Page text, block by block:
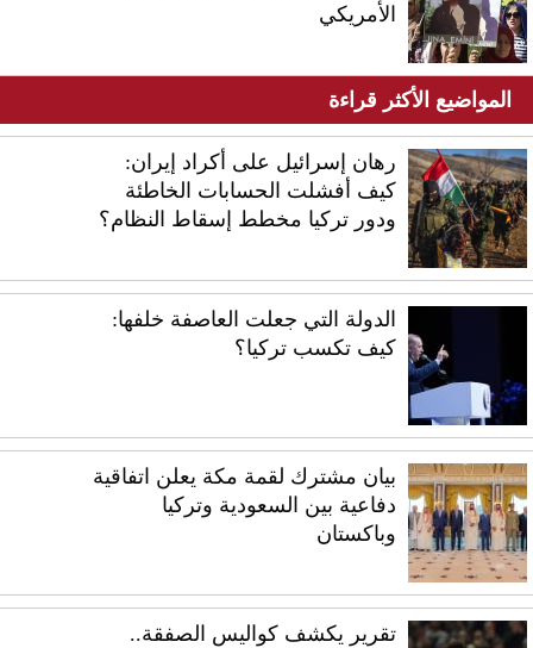
الأمريكي
المواضيع الأكثر قراءة
رهان إسرائيل على أكراد إيران:
كيف أفشلت الحسابات الخاطئة
ودور تركيا مخطط إسقاط النظام؟
الدولة التي جعلت العاصفة خلفها:
كيف تكسب تركيا؟
بيان مشترك لقمة مكة يعلن اتفاقية
دفاعية بين السعودية وتركيا
وباكستان
تقرير يكشف كواليس الصفقة..